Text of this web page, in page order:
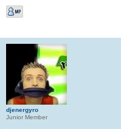
djenergyro
Junior Member